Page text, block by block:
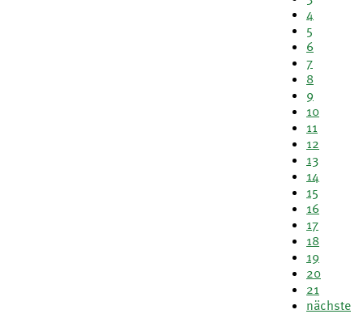
4
5
6
7
8
9
10
11
12
13
14
15
16
17
18
19
20
21
nächste